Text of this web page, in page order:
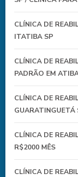
CLÍNICA DE
ITATIBA SP
CLÍNICA DE
PADRÃO EM
CLÍNICA DE
GUARATINGUETÁ
CLÍNICA DE
R$2000 MÊS
CLÍNICA DE